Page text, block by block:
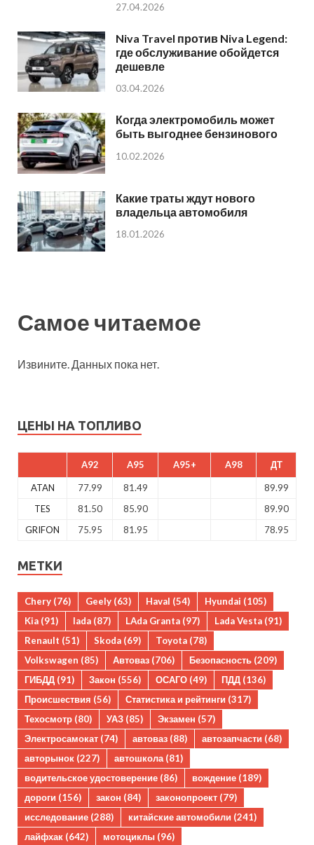
27.04.2026
Niva Travel против Niva Legend:
где обслуживание обойдется
дешевле
03.04.2026
Когда электромобиль может
быть выгоднее бензинового
10.02.2026
Какие траты ждут нового
владельца автомобиля
18.01.2026
Самое читаемое
Извините. Данных пока нет.
ЦЕНЫ НА ТОПЛИВО
A92 A95 A95+ A98 ДТ
ATAN 77.99 81.49
89.99
TES
81.50 85.90
89.90
GRIFON
75.95 81.95 78.95
МЕТКИ
Chery (76) Geely (63) Haval (54) Hyundai (105)
Kia (91) lada (87) LAda Granta (97) Lada Vesta (91)
Renault (51) Skoda (69) Toyota (78)
Volkswagen (85) Автоваз (706) Безопасность (209)
ГИБДД (91) Закон (556) ОСАГО (49) ПДД (136)
Происшествия (56) Статистика и рейтинги (317)
Техосмотр (80) УАЗ (85) Экзамен (57)
Электросамокат (74) автоваз (88) автозапчасти (68)
авторынок (227) автошкола(81)
водительское удостоверение (86) вождение (189)
дороги (156) закон (84) законопроект (79)
исследование (288) китайские автомобили (241)
лайфхак (642) мотоциклы (96)